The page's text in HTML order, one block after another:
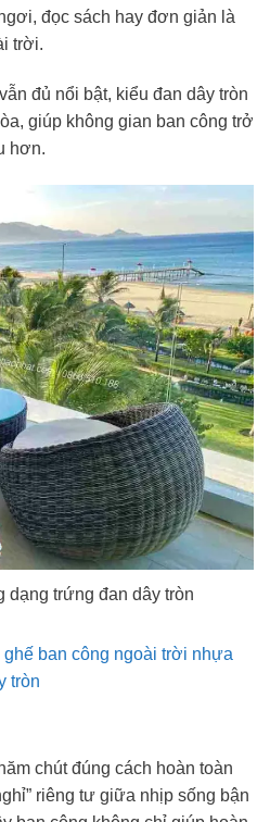
đọc sách hay đơn giản là
trời.
đủ nổi bật, kiểu đan dây tròn
giúp không gian ban công trở
hơn.
dạng trứng đan dây tròn
ghế ban công ngoài trời nhựa
tròn
chút đúng cách hoàn toàn
riêng tư giữa nhịp sống bận